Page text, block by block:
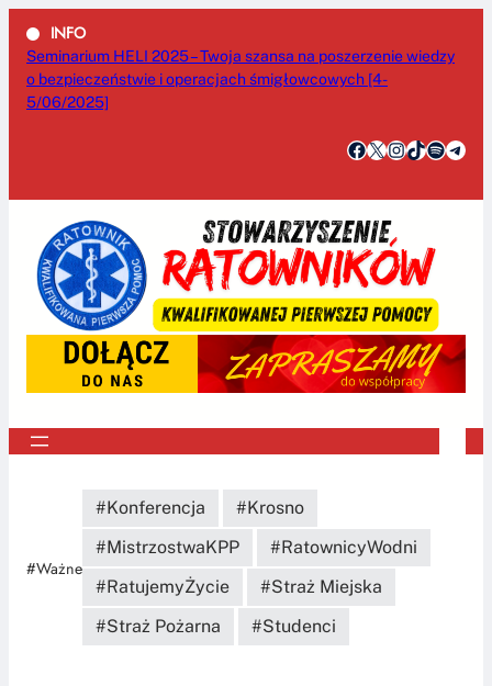
do
treści
INFO
Seminarium HELI 2025 – Twoja szansa na poszerzenie wiedzy
o bezpieczeństwie i operacjach śmigłowcowych [4-
5/06/2025]
FacebookXInstagramTikTokSpotifyTelegram
#Ważne
Konferencja
Krosno
MistrzostwaKPP
RatownicyWodni
RatujemyŻycie
Straż Miejska
Straż Pożarna
Studenci